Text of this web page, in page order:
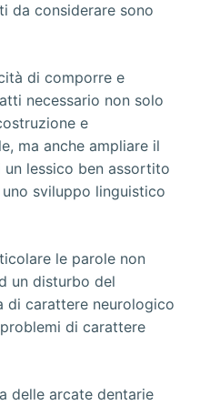
da considerare sono
di comporre e
necessario non solo
e
ma anche ampliare il
lessico ben assortito
sviluppo linguistico
le parole non
un disturbo del
di carattere neurologico
di carattere
delle arcate dentarie